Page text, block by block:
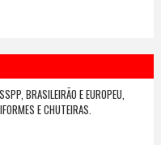
BRASILEIRÃO E EUROPEU,
E CHUTEIRAS.